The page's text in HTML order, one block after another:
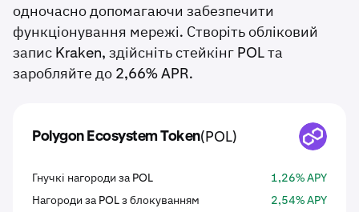
одночасно допомагаючи забезпечити
функціонування мережі. Створіть обліковий
запис Kraken, здійсніть стейкінг POL та
заробляйте до 2,66% APR.
Polygon Ecosystem Token(POL) POL
Гнучкі нагороди за POL
1,26% APY
Нагороди за POL з блокуванням
2,54% APY